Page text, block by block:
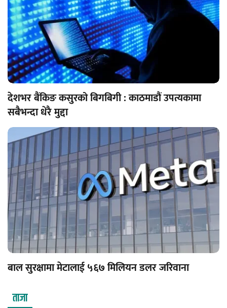
देशभर बैंकिङ कसुरको बिगबिगी : काठमाडौं उपत्यकामा
सबैभन्दा धेरै मुद्दा
बाल सुरक्षामा मेटालाई ५६७ मिलियन डलर जरिवाना
ताजा